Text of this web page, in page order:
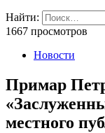
Найти:
1667 просмотров
Новости
Примар
местного